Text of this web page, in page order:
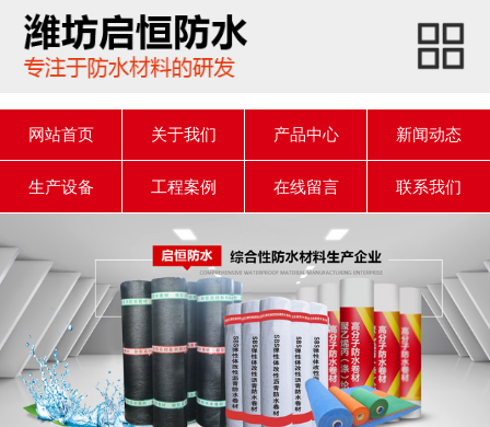
产品中心
新闻动态
生产设备
工程案例
产品知识
在线留言
网站首页 关于我们 产品中心 新闻动态
生产设备 工程案例 在线留言 联系我们